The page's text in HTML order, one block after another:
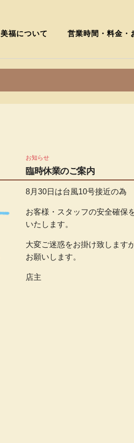
美福について 営業時間・料金・
お知らせ
臨時休業のご案内
8月30日は台風10号接近の為
お客様・スタッフの安全確保
いたします。
大変ご迷惑をお掛け致します
お願いします。
店主